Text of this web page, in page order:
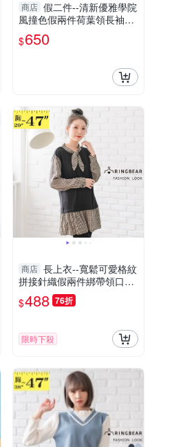
商店 假二件--清新優雅學院
風撞色假兩件荷葉領長袖針
織/毛衣(黑.藍XL-3L)-X426
眼圈熊中大尺碼
$650
商店 長上衣--寬鬆可愛格紋
拼接針織假兩件綁帶領口長
袖長版上衣(黑L-3L)-X279眼
圈熊中大尺碼
$488 76折
限時下殺